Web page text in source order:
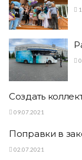
Создать
09.07.2021
Поправки в
02.07.2021